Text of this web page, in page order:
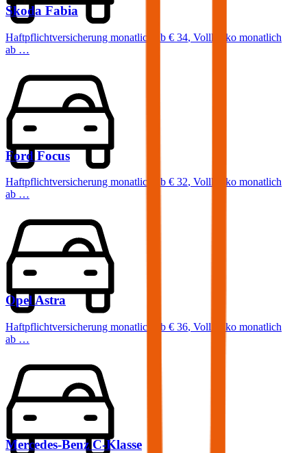
Skoda Fabia
Haftpflichtversicherung monatlich ab € 34, Vollkasko monatlich
ab …
Ford Focus
Haftpflichtversicherung monatlich ab € 32, Vollkasko monatlich
ab …
Opel Astra
Haftpflichtversicherung monatlich ab € 36, Vollkasko monatlich
ab …
Mercedes-Benz C-Klasse